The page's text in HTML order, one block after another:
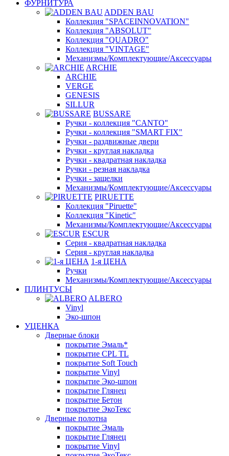
ФУРНИТУРА
ADDEN BAU
Коллекция "SPACEINNOVATION"
Коллекция "ABSOLUT"
Коллекция "QUADRO"
Коллекция "VINTAGE"
Механизмы/Комплектующие/Аксессуары
ARCHIE
ARCHIE
VERGE
GENESIS
SILLUR
BUSSARE
Ручки - коллекция "CANTO"
Ручки - коллекция "SMART FIX"
Ручки - раздвижные двери
Ручки - круглая накладка
Ручки - квадратная накладка
Ручки - резная накладка
Ручки - защелки
Механизмы/Комплектующие/Аксессуары
PIRUETTE
Коллекция "Piruette"
Коллекция "Kinetic"
Механизмы/Комплектующие/Аксессуары
ESCUR
Серия - квадратная накладка
Серия - круглая накладка
1-я ЦЕНА
Ручки
Механизмы/Комплектующие/Аксессуары
ПЛИНТУСЫ
ALBERO
Vinyl
Эко-шпон
УЦЕНКА
Дверные блоки
покрытие Эмаль*
покрытие CPL TL
покрытие Soft Touch
покрытие Vinyl
покрытие Эко-шпон
покрытие Глянец
покрытие Бетон
покрытие ЭкоТекс
Дверные полотна
покрытие Эмаль
покрытие Глянец
покрытие Vinyl